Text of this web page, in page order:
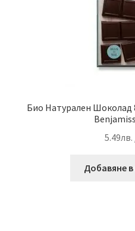
Био Натурален Шоколад
5.49лв.
Добавяне